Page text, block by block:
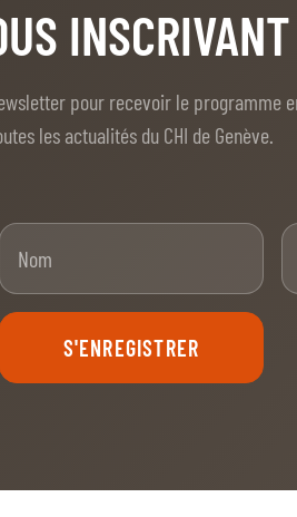
pour recevoir le programme
les actualités du CHI de Genève.
S'ENREGISTRER